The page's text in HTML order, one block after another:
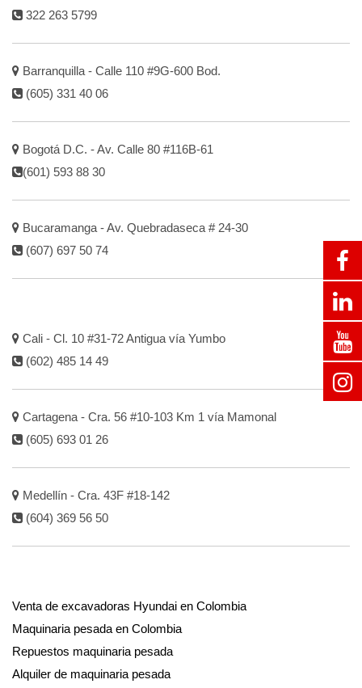
322 263 5799
Barranquilla - Calle 110 #9G-600 Bod.
(605) 331 40 06
Bogotá D.C. - Av. Calle 80 #116B-61
(601) 593 88 30
Bucaramanga - Av. Quebradaseca # 24-30
(607) 697 50 74
Cali - Cl. 10 #31-72 Antigua vía Yumbo
(602) 485 14 49
Cartagena - Cra. 56 #10-103 Km 1 vía Mamonal
(605) 693 01 26
Medellín - Cra. 43F #18-142
(604) 369 56 50
Venta de excavadoras Hyundai en Colombia
Maquinaria pesada en Colombia
Repuestos maquinaria pesada
Alquiler de maquinaria pesada